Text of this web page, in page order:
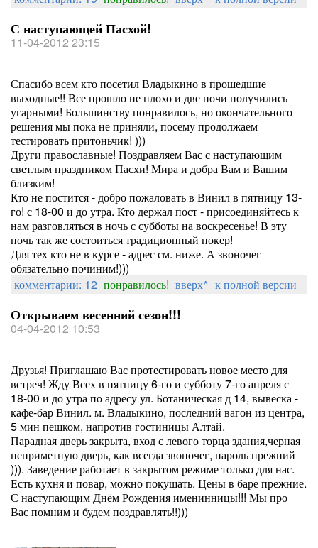
С наступающей Пасхой!
11-04-2012 23:15
Спасибо всем кто посетил Владыкино в прошедшие
выходные!! Все прошло не плохо и две ночи получились
угарными! Большинству понравилось, но окончательного
решения мы пока не приняли, посему продолжаем
тестировать притоньчик! )))
Други православные! Поздравляем Вас с наступающим
светлым праздником Пасхи! Мира и добра Вам и Вашим
близким!
Кто не постится - добро пожаловать в Винил в пятницу 13-
го! с 18-00 и до утра. Кто держал пост - присоединяйтесь к
нам разговляться в ночь с субботы на воскресенье! В эту
ночь так же состоиться традиционный покер!
Для тех кто не в курсе - адрес см. ниже. А звоночег
обязательно починим!)))
комментарии: 12 понравилось! вверх^ к полной версии
Открываем весенний сезон!!!
04-04-2012 10:53
Друзья! Приглашаю Вас протестировать новое место для
встреч! Жду Всех в пятницу 6-го и субботу 7-го апреля с
18-00 и до утра по адресу ул. Ботаническая д 14, вывеска -
кафе-бар Винил. м. Владыкино, последний вагон из центра,
5 мин пешком, напротив гостиницы Алтай.
Парадная дверь закрыта, вход с левого торца здания,черная
неприметную дверь, как всегда звоночег, пароль прежний
))). Заведение работает в закрытом режиме только для нас.
Есть кухня и повар, можно покушать. Цены в баре прежние.
С наступающим Днём Рождения именинницы!!! Мы про
Вас помним и будем поздравлять!!)))